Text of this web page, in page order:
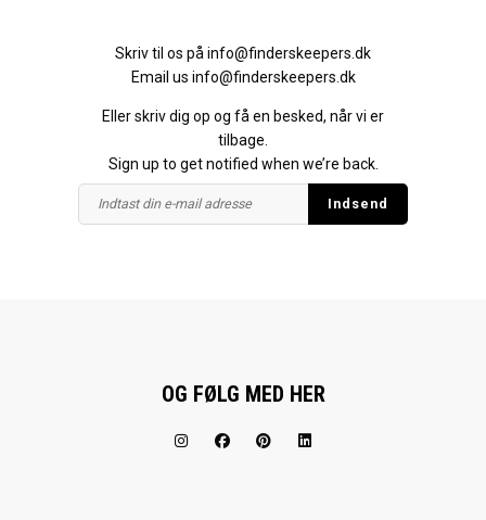
Skriv til os på info@finderskeepers.dk
Email us info@finderskeepers.dk
Eller skriv dig op og få en besked, når vi er
tilbage.
Sign up to get notified when we’re back.
OG FØLG MED HER